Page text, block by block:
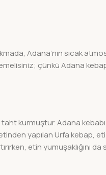
Adana’nın sıcak
çünkü Adana
kurmuştur. Adana
yapılan Urfa kebap,
etin yumuşaklığını da